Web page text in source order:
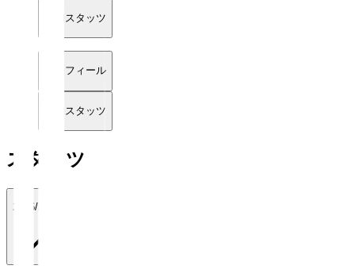
詳細スタッツ
プロフィール
詳細スタッツ
スタッツ
2026/27